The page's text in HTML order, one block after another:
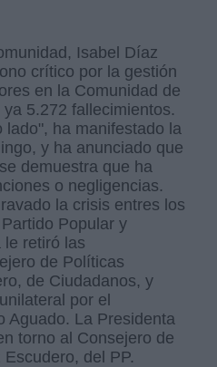
Isabel Díaz
crítico por la gestión
en la Comunidad de
5.272 fallecimientos.
lado", ha manifestado la
y ha anunciado que
demuestra que ha
o negligencias.
la crisis entres los
Popular y
le retiró las
de Políticas
de Ciudadanos, y
por el
Aguado. La Presidenta
torno al Consejero de
del PP.